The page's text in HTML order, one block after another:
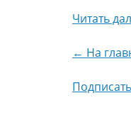
Читать
← На